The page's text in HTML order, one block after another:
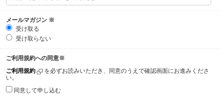
メールマガジン ※
受け取る
受け取らない
ご利用規約への同意※
ご利用規約
を必ずお読みいただき、同意のうえで確認画面にお進みくださ
い。
同意して申し込む